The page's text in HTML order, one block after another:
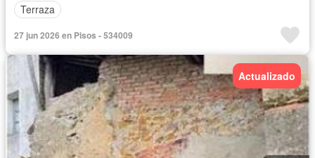
Terraza
27 jun 2026 en Pisos - 534009
Actualizado